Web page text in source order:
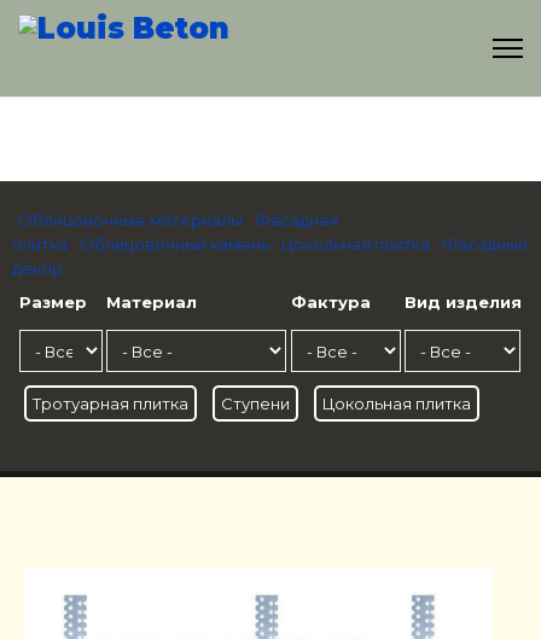
Облицовочные материалы
Фасадная
плитка
Облицовочный камень Цокольная плитка
Фасадный
декор
Размер
Материал Фактура Вид изделия
Тротуарная плитка Ступени Цокольная плитка